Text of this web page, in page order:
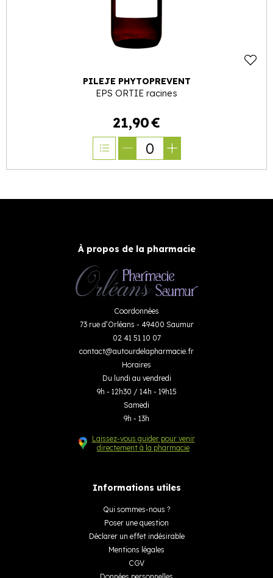
PILEJE PHYTOPREVENT
EPS ORTIE racines
21,90€
0
À propos de la pharmacie
Coordonnées
73 rue d’Orléans - 49400 Saumur
02 41 51 10 07
contact@autourdelapharmacie.fr
Horaires
Du lundi au vendredi
9h - 12h30 / 14h - 19h15
Samedi
9h - 13h
Laissez-vous guider pour venir
directement à la pharmacie
Informations utiles
Qui sommes-nous ?
Poser une question
Déclarer un effet indésirable
Mentions légales
CGV